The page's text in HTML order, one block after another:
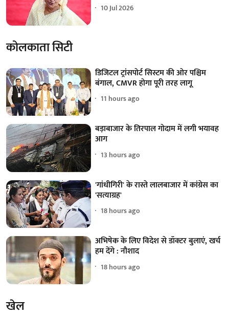
10 Jul 2026
कोलकाता सिटी
डिजिटल ट्रांसपोर्ट सिस्टम की ओर पश्चिम
बंगाल, CMVR होगा पूरी तरह लागू
11 hours ago
बड़ाबाजार के तिरपाल गोदाम में लगी भयावह
आग
13 hours ago
'गांधीगिरी' के रास्ते लालबाजार में कांग्रेस का
'सत्याग्रह'
18 hours ago
अभिषेक के लिए विदेश से डॉक्टर बुलाएं, खर्च
हम देंगे : नौशाद
18 hours ago
खेल